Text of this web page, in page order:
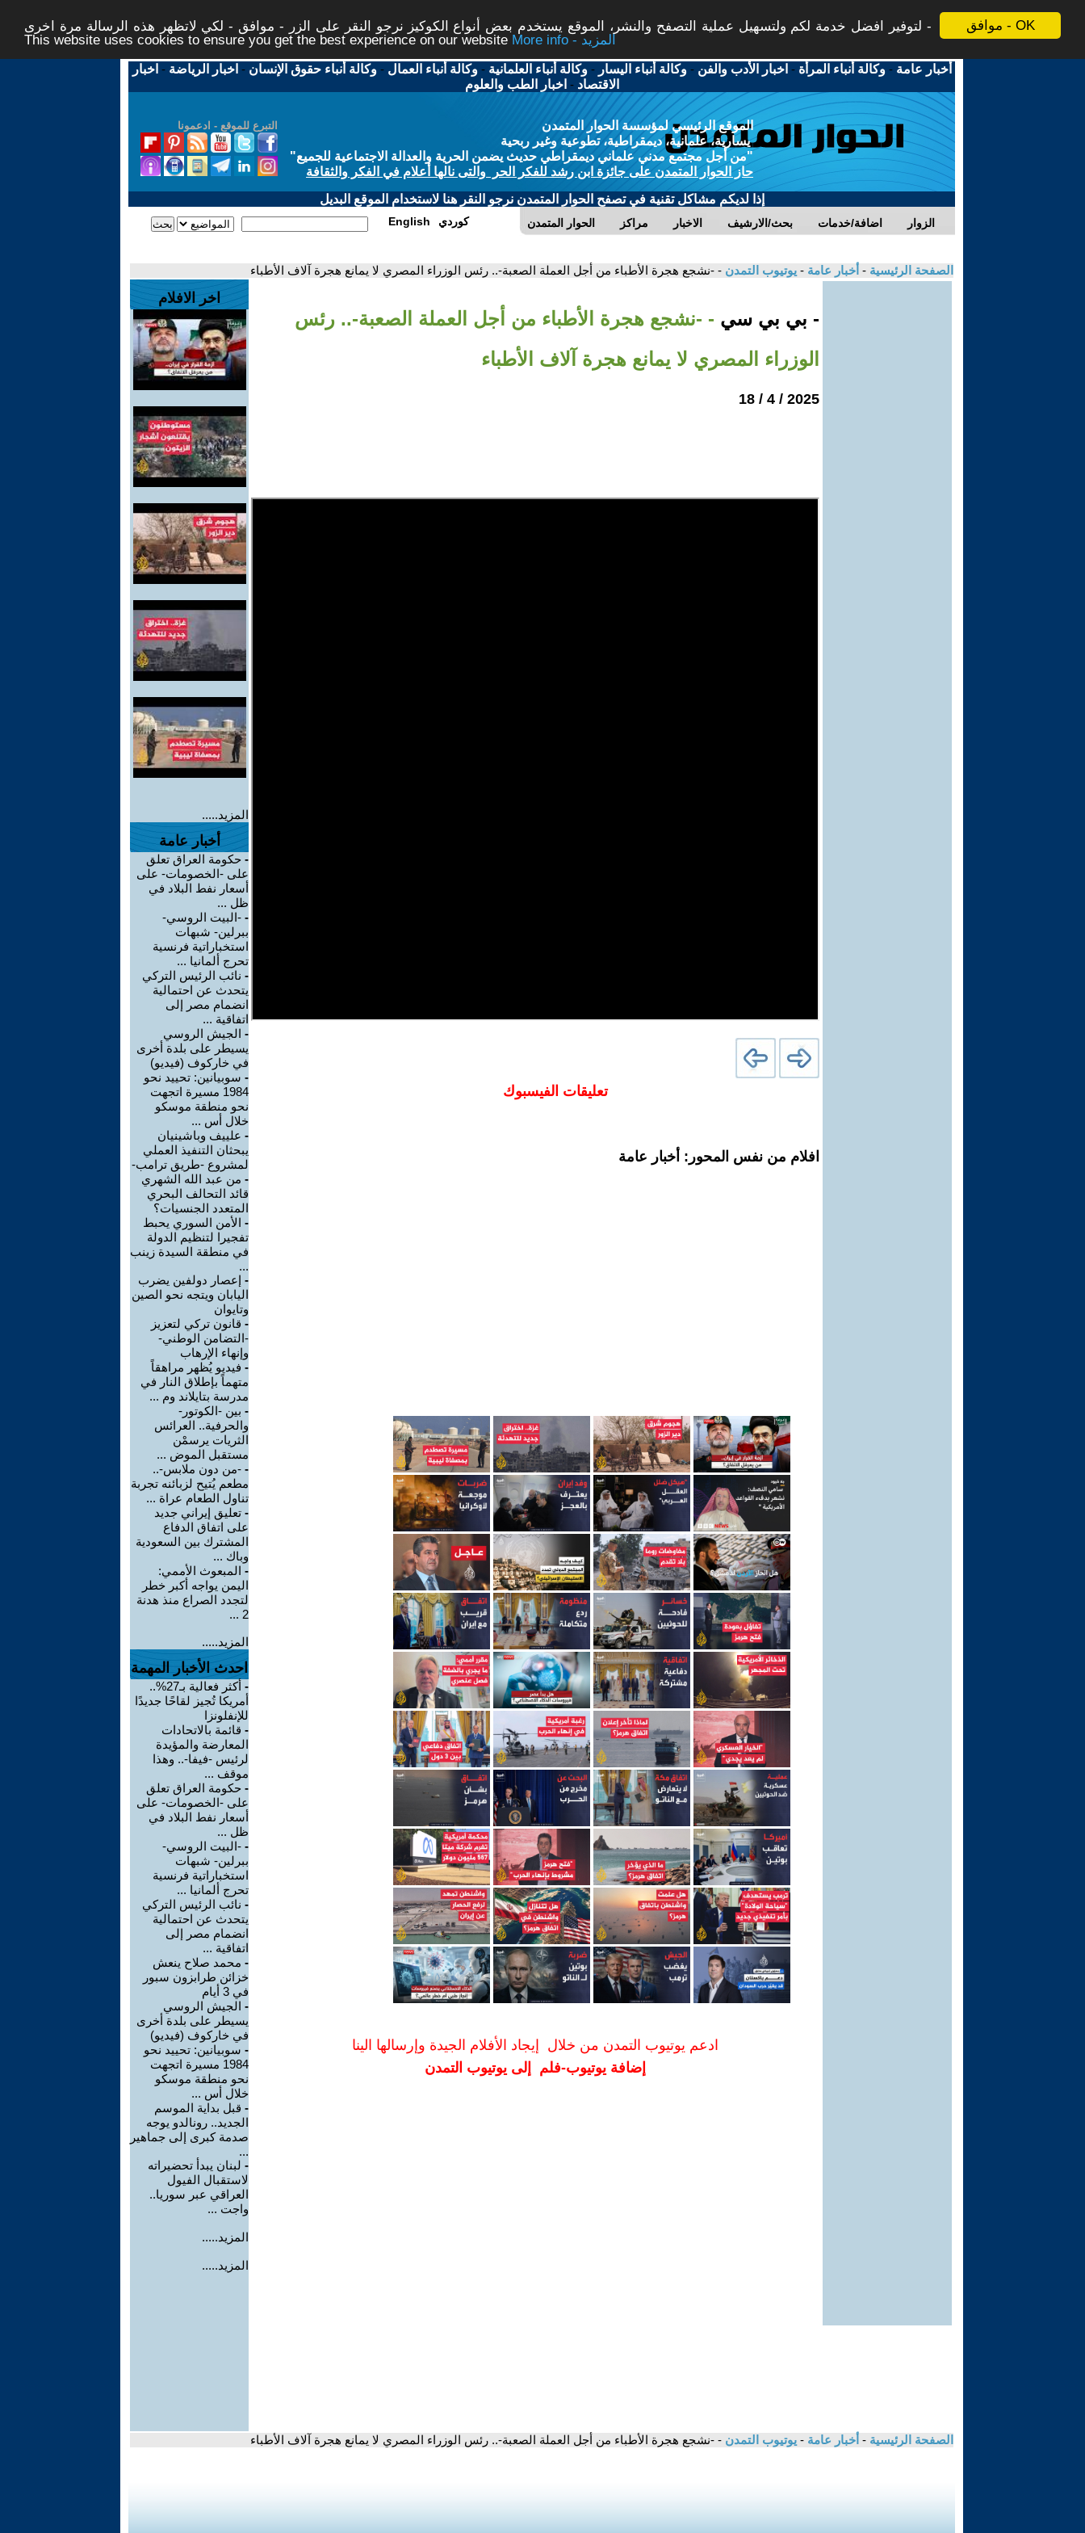
موافق - OK
لتوفير افضل خدمة لكم ولتسهيل عملية التصفح والنشر، الموقع يستخدم بعض أنواع الكوكيز نرجو النقر على الزر - موافق - لكي لاتظهر هذه الرسالة مرة اخرى -
This website uses cookies to ensure you get the best experience on our website
More info - المزيد
أخبار عامة -وكالة أنباء المرأة - اخبار الأدب والفن -وكالة أنباء اليسار -وكالة أنباء العلمانية -وكالة أنباء العمال -وكالة أنباء حقوق الإنسان - اخبار الرياضة - اخبار
الاقتصاد - اخبار الطب والعلوم
التبرع للموقع - ادعمونا
الموقع الرئيسي لمؤسسة الحوار المتمدن
يسارية، علمانية، ديمقراطية، تطوعية وغير ربحية
"من أجل مجتمع مدني علماني ديمقراطي حديث يضمن الحرية والعدالة الاجتماعية للجميع"
حاز الحوار المتمدن على جائزة ابن رشد للفكر الحر والتى نالها أعلام في الفكر والثقافة
إذا لديكم مشاكل تقنية في تصفح الحوار المتمدن نرجو النقر هنا لاستخدام الموقع البديل
الحوار المتمدن مراكز الاخبار بحث/الارشيف اضافة/خدمات الزوار English كوردي
الصفحة الرئيسية - أخبار عامة - يوتيوب التمدن - -نشجع هجرة الأطباء من أجل العملة الصعبة-.. رئس الوزراء المصري لا يمانع هجرة آلاف الأطباء
- بي بي سي - -نشجع هجرة الأطباء من أجل العملة الصعبة-.. رئس
الوزراء المصري لا يمانع هجرة آلاف الأطباء
2025 / 4 / 18
تعليقات الفيسبوك
افلام من نفس المحور: أخبار عامة
ادعم يوتيوب التمدن من خلال إيجاد الأفلام الجيدة وإرسالها الينا
إضافة يوتيوب-فلم إلى يوتيوب التمدن
اخر الافلام
المزيد.....
أخبار عامة
- حكومة العراق تعلق
على -الخصومات- على
أسعار نفط البلاد في
ظل ...
- -البيت الروسي-
ببرلين- شبهات
استخباراتية فرنسية
تحرج ألمانيا ...
- نائب الرئيس التركي
يتحدث عن احتمالية
انضمام مصر إلى
اتفاقية ...
- الجيش الروسي
يسيطر على بلدة أخرى
في خاركوف (فيديو)
- سوبيانين: تحييد نحو
1984 مسيرة اتجهت
نحو منطقة موسكو
خلال أس ...
- علييف وباشينيان
يبحثان التنفيذ العملي
لمشروع -طريق ترامب-
- من عبد الله الشهري
قائد التحالف البحري
المتعدد الجنسيات؟
- الأمن السوري يحبط
تفجيرا لتنظيم الدولة
في منطقة السيدة زينب
...
- إعصار دولفين يضرب
اليابان ويتجه نحو الصين
وتايوان
- قانون تركي لتعزيز
-التضامن الوطني-
وإنهاء الإرهاب
- فيديو يُظهر مراهقاً
متهماً بإطلاق النار في
مدرسة بتايلاند وم ...
- بين -الكوتور-
والحرفية.. العرائس
الثريات يرسمْن
مستقبل الموض ...
- -من دون ملابس-..
مطعم يُتيح لزبائنه تجربة
تناول الطعام عراة ...
- تعليق إيراني جديد
على اتفاق الدفاع
المشترك بين السعودية
وباك ...
- المبعوث الأممي:
اليمن يواجه أكبر خطر
لتجدد الصراع منذ هدنة
2 ...
المزيد.....
احدث الأخبار المهمة
-
أكثر فعالية بـ27%..
أمريكا تُجيز لقاحًا جديدًا
للإنفلونزا
- قائمة بالاتحادات
المعارضة والمؤيدة
لرئيس -فيفا-.. وهذا
موقف ...
- حكومة العراق تعلق
على -الخصومات- على
أسعار نفط البلاد في
ظل ...
- -البيت الروسي-
ببرلين- شبهات
استخباراتية فرنسية
تحرج ألمانيا ...
- نائب الرئيس التركي
يتحدث عن احتمالية
انضمام مصر إلى
اتفاقية ...
- محمد صلاح ينعش
خزائن طرابزون سبور
في 3 أيام
- الجيش الروسي
يسيطر على بلدة أخرى
في خاركوف (فيديو)
- سوبيانين: تحييد نحو
1984 مسيرة اتجهت
نحو منطقة موسكو
خلال أس ...
- قبل بداية الموسم
الجديد.. رونالدو يوجه
صدمة كبرى إلى جماهير
...
- لبنان يبدأ تحضيراته
لاستقبال الفيول
العراقي عبر سوريا..
واجت ...
المزيد.....
المزيد.....
الصفحة الرئيسية - أخبار عامة - يوتيوب التمدن - -نشجع هجرة الأطباء من أجل العملة الصعبة-.. رئس الوزراء المصري لا يمانع هجرة آلاف الأطباء